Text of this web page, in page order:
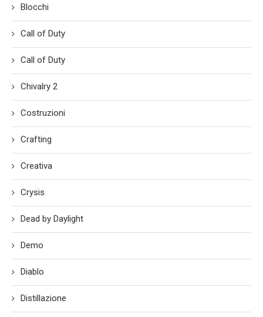
Blocchi
Call of Duty
Call of Duty
Chivalry 2
Costruzioni
Crafting
Creativa
Crysis
Dead by Daylight
Demo
Diablo
Distillazione